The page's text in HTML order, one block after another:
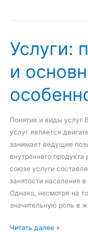
у
н
к
ц
и
и
ч
с
т
в
о
у
л
у
г
:
п
о
н
я
и
Услуги:
и
Понятие и виды услуг
услуг является
занимает ведущие
внутреннего продукта
союзе услуги
занятости населения
Однако, несмотря на
значительную роль в
У
Читать далее »